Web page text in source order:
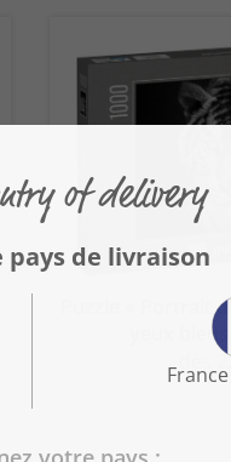
Puzzle « Portrait
yeux
dès